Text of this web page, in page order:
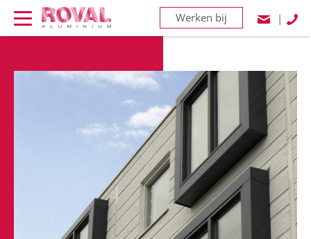
Werken bij |